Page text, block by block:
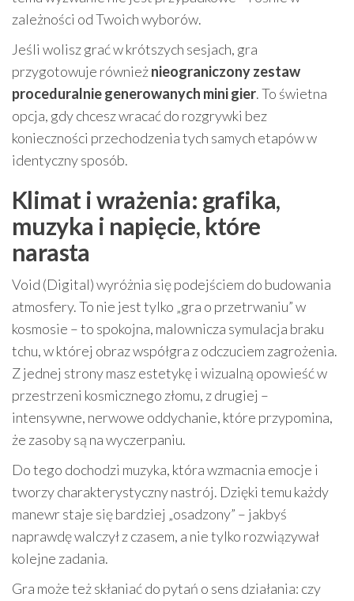
zależności od Twoich wyborów.
Jeśli wolisz grać w krótszych sesjach, gra
przygotowuje równieżnieograniczony zestaw
proceduralnie generowanych mini gier. To świetna
opcja, gdy chcesz wracać do rozgrywki bez
konieczności przechodzenia tych samych etapów w
identyczny sposób.
Klimat i wrażenia: grafika,
muzyka i napięcie, które
narasta
Void (Digital) wyróżnia się podejściem do budowania
atmosfery. To nie jest tylko „gra o przetrwaniu” w
kosmosie – to spokojna, malownicza symulacja braku
tchu, w której obraz współgra z odczuciem zagrożenia.
Z jednej strony masz estetykę i wizualną opowieść w
przestrzeni kosmicznego złomu, z drugiej –
intensywne, nerwowe oddychanie, które przypomina,
że zasoby są na wyczerpaniu.
Do tego dochodzi muzyka, która wzmacnia emocje i
tworzy charakterystyczny nastrój. Dzięki temu każdy
manewr staje się bardziej „osadzony” – jakbyś
naprawdę walczył z czasem, a nie tylko rozwiązywał
kolejne zadania.
Gra może też skłaniać do pytań o sens działania: czy